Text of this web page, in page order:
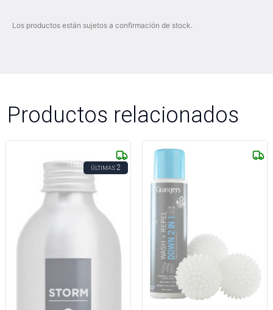
Los productos están sujetos a confirmación de stock.
Productos relacionados
ÚLTIMAS2